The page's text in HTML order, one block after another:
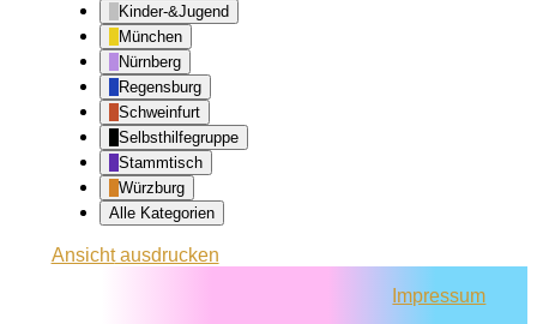
Kinder-&Jugend
München
Nürnberg
Regensburg
Schweinfurt
Selbsthilfegruppe
Stammtisch
Würzburg
Alle Kategorien
Ansichtausdrucken
Impressum